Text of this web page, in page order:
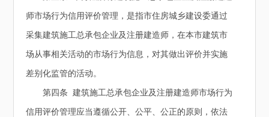
师市场行为信用评价管理，是指市住房城乡建设委通过
采集建筑施工总承包企业及注册建造师，在本市建筑市
场从事相关活动的市场行为信息，对其做出评价并实施
差别化监管的活动。
第四条 建筑施工总承包企业及注册建造师市场行为
信用评价管理应当遵循公开、公平、公正的原则，依法